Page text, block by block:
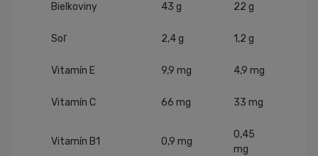
Bielkoviny 43 g 22 g
Soľ 2,4 g 1,2 g
Vitamín E 9,9 mg 4,9 mg
Vitamín C 66 mg 33 mg
Vitamín B1 0,9 mg
0,45
mg